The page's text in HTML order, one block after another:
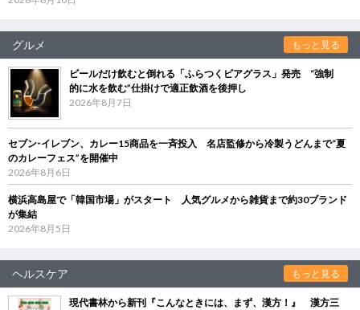
グルメ もっと見る
ビールだけ飲むと倒れる「ふらつくビアグラス」発売 “強制
的に水を飲む”仕掛けで適正飲酒を後押し
2026年8月7日
セブン‐イレブン、カレー15商品を一斉投入 名店監修から冷製うどんまで“夏
のカレーフェス”を開催中
2026年8月6日
横浜高島屋で「韓国市場」がスタート 人気グルメから雑貨まで約30ブランド
が集結
2026年8月5日
ヘルスケア もっと見る
現代書林から新刊『こんなときには、まず、漢方！』 漢方三